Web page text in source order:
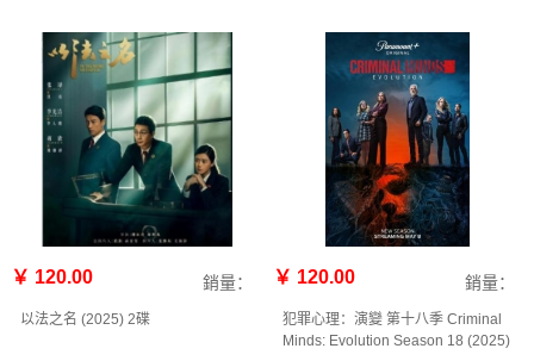
￥ 120.00 銷量：
以法之名‎ (2025) 2碟
￥ 120.00 銷量：
犯罪心理：演變 第十八季 Criminal
Minds: Evolution Season 18‎ (2025)